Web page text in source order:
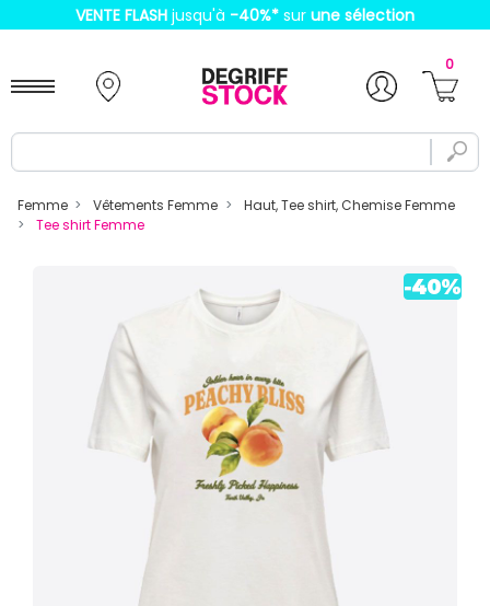
VENTE FLASH jusqu'à -40%* sur une sélection
0
Femme Vêtements Femme
Haut, Tee shirt, Chemise Femme
Tee shirt Femme